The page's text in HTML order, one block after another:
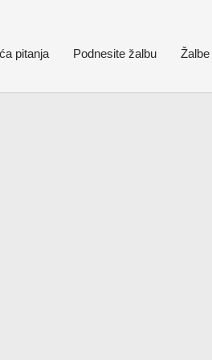
pitanja Podnesite žalbu Žalbe